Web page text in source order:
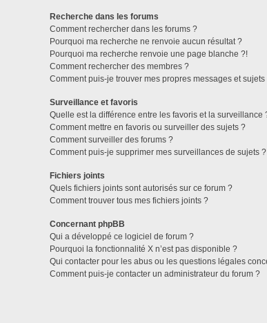
Recherche dans les forums
Comment rechercher dans les forums ?
Pourquoi ma recherche ne renvoie aucun résultat ?
Pourquoi ma recherche renvoie une page blanche ?!
Comment rechercher des membres ?
Comment puis-je trouver mes propres messages et sujets
Surveillance et favoris
Quelle est la différence entre les favoris et la surveillance
Comment mettre en favoris ou surveiller des sujets ?
Comment surveiller des forums ?
Comment puis-je supprimer mes surveillances de sujets ?
Fichiers joints
Quels fichiers joints sont autorisés sur ce forum ?
Comment trouver tous mes fichiers joints ?
Concernant phpBB
Qui a développé ce logiciel de forum ?
Pourquoi la fonctionnalité X n’est pas disponible ?
Qui contacter pour les abus ou les questions légales
Comment puis-je contacter un administrateur du forum ?